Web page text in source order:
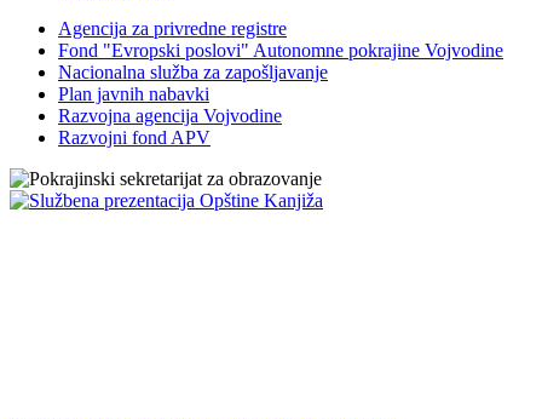
Agencija za privredne registre
Fond "Evropski poslovi" Autonomne pokrajine Vojvodine
Nacionalna služba za zapošljavanje
Plan javnih nabavki
Razvojna agencija Vojvodine
Razvojni fond APV